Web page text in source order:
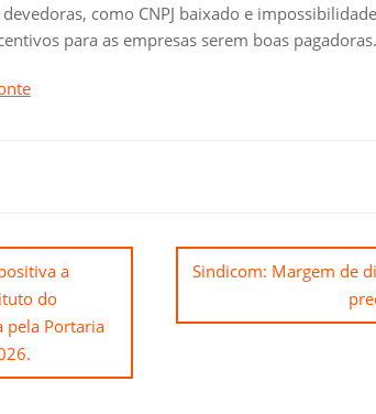
como CNPJ baixado e
para as empresas serem boas pagadoras.
a
do
pela Portaria
Sindicom: Margem de